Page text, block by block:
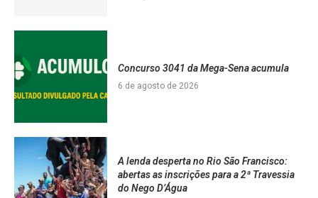
Concurso 3041 da Mega-Sena acumula
6 de agosto de 2026
A lenda desperta no Rio São Francisco:
abertas as inscrições para a 2ª Travessia
do Nego D’Água